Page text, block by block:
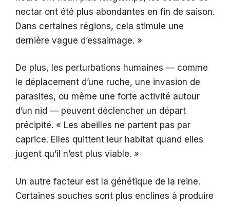
nectar ont été plus abondantes en fin de saison.
Dans certaines régions, cela stimule une
dernière vague d’essaimage. »
De plus, les perturbations humaines — comme
le déplacement d’une ruche, une invasion de
parasites, ou même une forte activité autour
d’un nid — peuvent déclencher un départ
précipité. « Les abeilles ne partent pas par
caprice. Elles quittent leur habitat quand elles
jugent qu’il n’est plus viable. »
Un autre facteur est la génétique de la reine.
Certaines souches sont plus enclines à produire